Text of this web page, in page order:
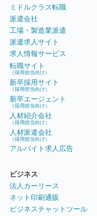
ミドルクラス転職
派遣会社
工場・製造業派遣
派遣求人サイト
求人情報サービス
転職サイト
（採用担当向け）
新卒採用サイト
（採用担当向け）
新卒エージェント
（採用担当向け）
人材紹介会社
（採用担当向け）
人材派遣会社
（採用担当向け）
アルバイト求人広告
ビジネス
法人カーリース
ネット印刷通販
ビジネスチャットツール